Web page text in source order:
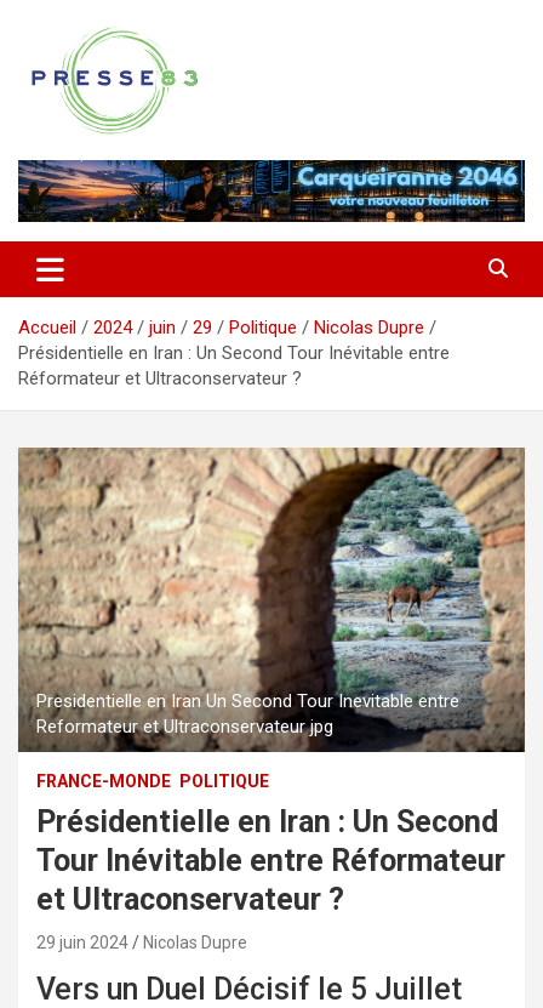
contenu
Presse 83
Accueil 2024 juin 29 Politique
Nicolas Dupre
Présidentielle en Iran : Un Second Tour Inévitable entre
Réformateur et Ultraconservateur ?
Presidentielle en Iran Un Second Tour Inevitable entre
Reformateur et Ultraconservateur jpg
FRANCE-MONDE POLITIQUE
Présidentielle en Iran : Un Second
Tour Inévitable entre Réformateur
et Ultraconservateur ?
29 juin 2024 Nicolas Dupre
Vers un Duel Décisif le 5 Juillet